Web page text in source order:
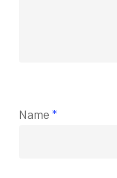
Name *